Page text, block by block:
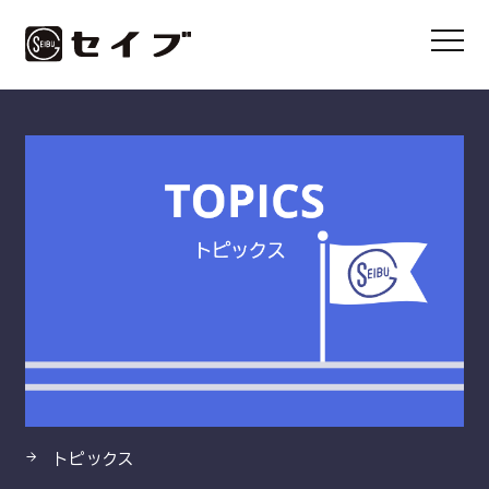
HOME
製品
GHD 高圧ゴムホース ワイヤースパイラルタイプ
トピックス